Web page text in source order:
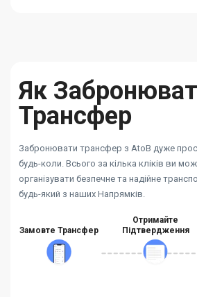
Як
Трансфер
Забронювати трансфер з AtoB дуже
будь-коли. Всього за кілька кліків ви
організувати безпечне та надійне
будь-який з наших Напрямків.
Замовте Трансфер
Отримайте
Підтвердження